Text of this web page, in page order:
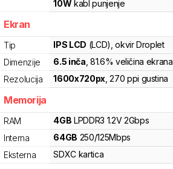
10W kabl punjenje
Ekran
Tip IPS LCD (LCD) , okvir Droplet
Dimenzije
6.5 inča , 81.6% veličina ekrana
Rezolucija
1600x720px ,270 ppi gustina
Memorija
RAM 4GB LPDDR3 1.2V 2Gbps
Interna
64GB 250/125Mbps
Eksterna
SDXC kartica